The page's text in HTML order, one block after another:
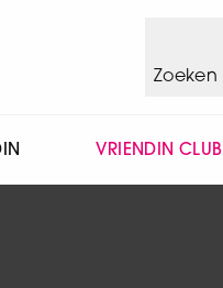
Zoeken
VRIENDIN CLUB